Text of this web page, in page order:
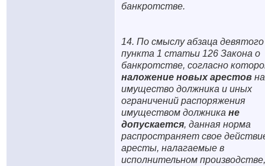
банкротстве.
14. По смыслу абзаца девятого
пункта 1 статьи 126 Закона о
банкротстве, согласно
наложение новых арестов на
имущество должника и иных
ограничений распоряжения
имуществом должника не
допускается, данная норма
распространяет свое
аресты, налагаемые в
исполнительном